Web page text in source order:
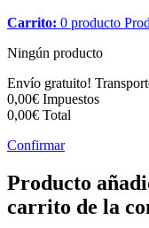
Carrito: 0 producto
Ningún producto
Envío gratuito!
0,00€ Impuestos
0,00€ Total
Confirmar
Producto
carrito de la